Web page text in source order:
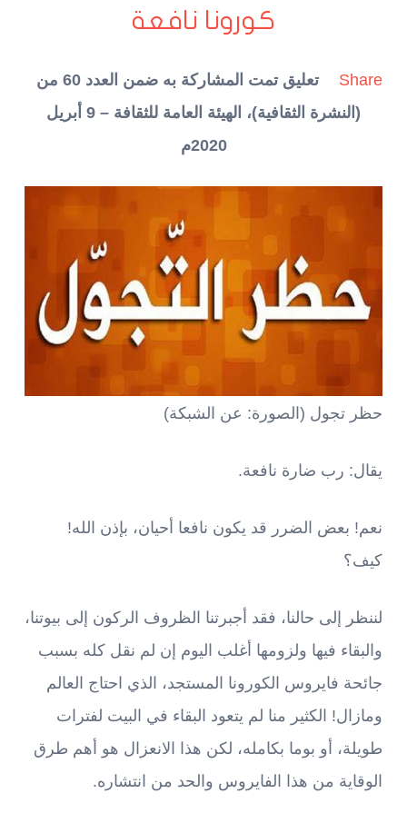
كورونا نافعة
Share
تعليق تمت المشاركة به ضمن العدد 60 من
(النشرة الثقافية)، الهيئة العامة للثقافة – 9 أبريل
2020م
حظر تجول (الصورة: عن الشبكة)
يقال: رب ضارة نافعة.
نعم! بعض الضرر قد يكون نافعا أحيان، بإذن الله!
كيف؟
لننظر إلى حالنا، فقد أجبرتنا الظروف الركون إلى بيوتنا،
والبقاء فيها ولزومها أغلب اليوم إن لم نقل كله بسبب
جائحة فايروس الكورونا المستجد، الذي احتاج العالم
ومازال! الكثير منا لم يتعود البقاء في البيت لفترات
طويلة، أو بوما بكامله، لكن هذا الانعزال هو أهم طرق
الوقاية من هذا الفايروس والحد من انتشاره.